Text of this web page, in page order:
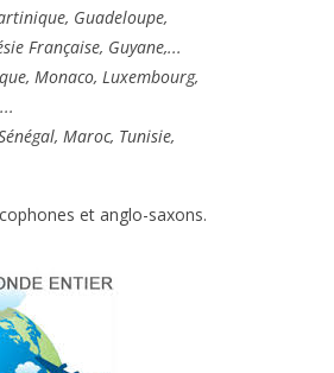
Guadeloupe,
Française, Guyane,...
Monaco, Luxembourg,
Maroc, Tunisie,
et anglo-saxons.